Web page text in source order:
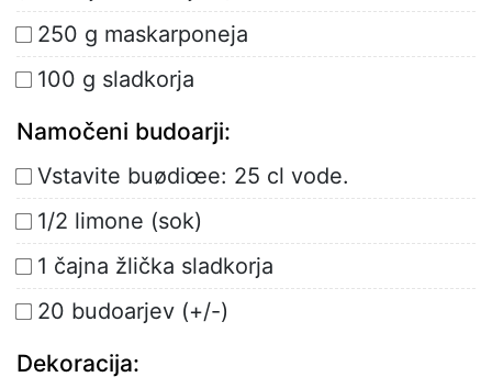
250 g maskarponeja
100 g sladkorja
Namočeni budoarji:
Vstavite buødiœe: 25 cl vode.
1/2 limone (sok)
1 čajna žlička sladkorja
20 budoarjev (+/-)
Dekoracija: